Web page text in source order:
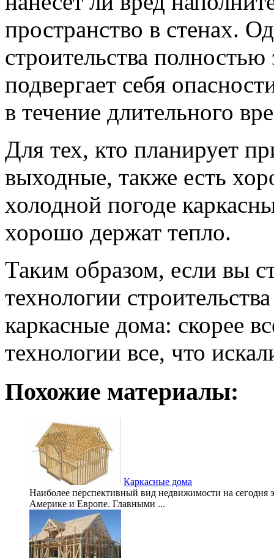
пространство в стенах.
строительства
подвергает себя
в течение длительного
Для тех, кто планирует
выходные, также есть
холодной погоде
хорошо держат тепло.
Таким образом, если вы
технологии
каркасные дома: скорее
технологии все, что
Похожие материалы:
Каркасные дома
Наиболее перспективный вид недвижимости на сегодня
Америке и Европе. Главными ...